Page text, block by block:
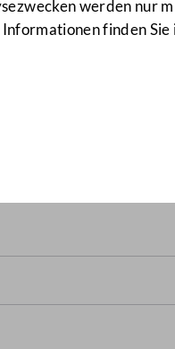
werden nur
finden Sie